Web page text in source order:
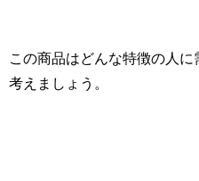
この商品はどんな特徴の人
考えましょう。